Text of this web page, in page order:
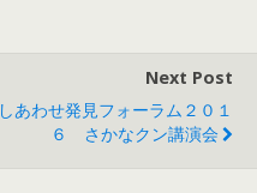
Next Post
しあわせ発見フォーラム２０１
６ さかなクン講演会